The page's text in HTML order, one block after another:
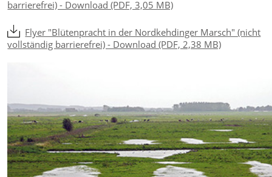
barrierefrei) - Download (PDF, 3,05 MB)
Flyer "Blütenpracht in der Nordkehdinger Marsch" (nicht
vollständig barrierefrei) - Download (PDF, 2,38 MB)